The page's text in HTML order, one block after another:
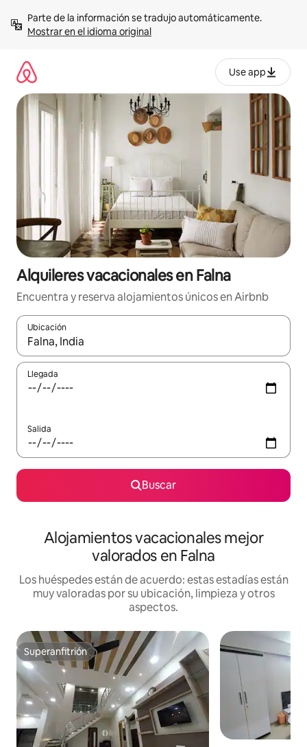
contenidoMostrar en el idioma original
Use app
Alquileres vacacionales en Falna
Encuentra y reserva alojamientos únicos en Airbnb
Ubicación
Cuando los resultados estén disponibles, navega con las
Llegada
Salida
Buscar
Alojamientos vacacionales mejor
valorados en Falna
Los huéspedes están de acuerdo: estas estadías están
muy valoradas por su ubicación, limpieza y otros
aspectos.
Superanfitrión
Superanfitrión